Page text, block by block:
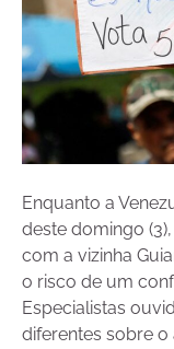
Enquanto a
deste domingo
com a vizinha
o risco de um
Especialistas
diferentes sobre o